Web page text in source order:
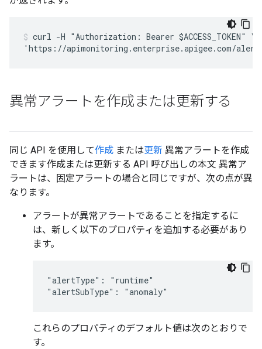
curl -H "Authorization: Bearer $ACCESS_TOKEN" \
異常アラートを作成または更新する
同じ API を使用して作成 または更新 異常アラートを作成
できます作成または更新する API 呼び出しの本文 異常ア
ラートは、固定アラートの場合と同じですが、次の点が異
なります。
アラートが異常アラートであることを指定するに
は、新しく以下のプロパティを追加する必要があり
ます。
"alertType": "runtime"
"alertSubType": "anomaly"
これらのプロパティのデフォルト値は次のとおりで
す。